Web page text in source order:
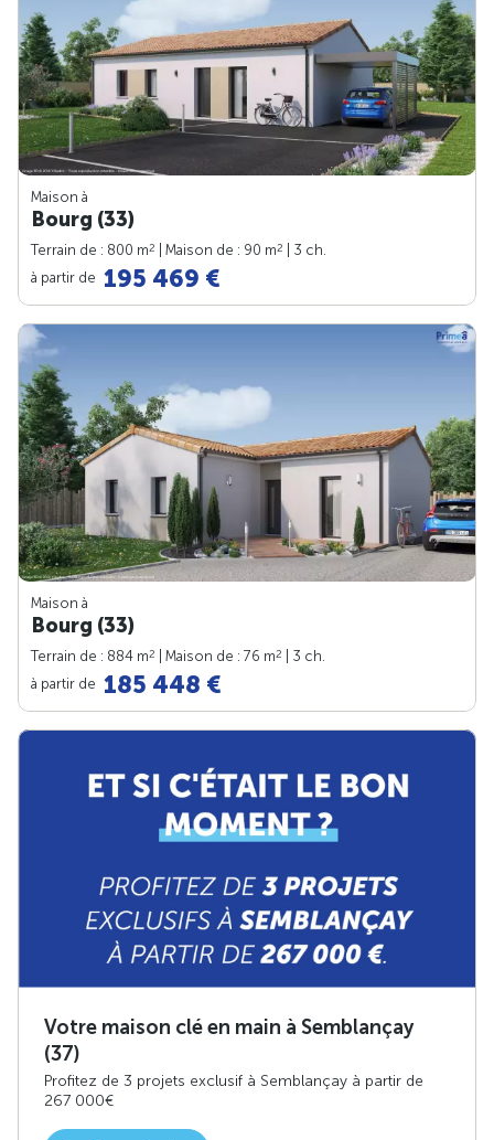
Maison à
Bourg (33)
Terrain de : 800 m2 | Maison de : 90 m2
| 3 ch.
à partir de 195 469 €
Maison à
Bourg (33)
Terrain de : 884 m2 | Maison de : 76 m2
| 3 ch.
à partir de 185 448 €
Votre maison clé en main à Semblançay
(37)
Profitez de 3 projets exclusif à Semblançay à partir de
267 000€